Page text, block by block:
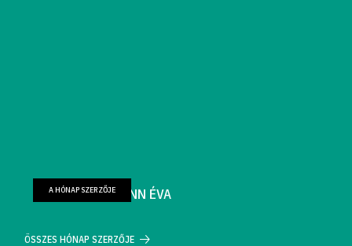
FARKAS WELLMANN ÉVA
A HÓNAP SZERZŐJE
ÖSSZES HÓNAP SZERZŐJE